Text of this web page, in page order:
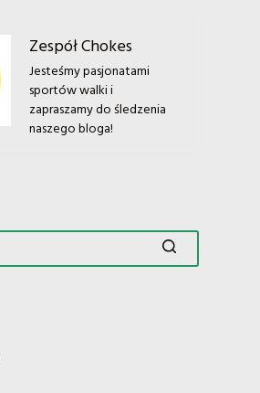
Zespół Chokes
Jesteśmy pasjonatami
sportów walki i
zapraszamy do śledzenia
naszego bloga!